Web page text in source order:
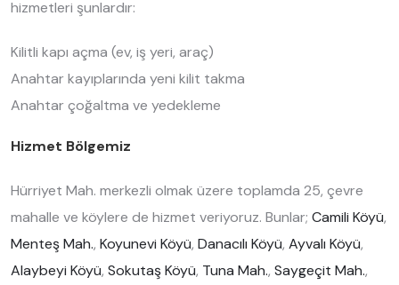
hizmetleri şunlardır:
Kilitli kapı açma (ev, iş yeri, araç)
Anahtar kayıplarında yeni kilit takma
Anahtar çoğaltma ve yedekleme
Hizmet Bölgemiz
Hürriyet Mah. merkezli olmak üzere toplamda 25, çevre
mahalle ve köylere de hizmet veriyoruz. Bunlar; Camili Köyü,
Menteş Mah., Koyunevi Köyü, Danacılı Köyü, Ayvalı Köyü,
Alaybeyi Köyü, Sokutaş Köyü, Tuna Mah., Saygeçit Mah.,